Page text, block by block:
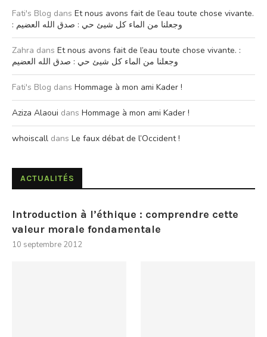
Fati's Blog dans Et nous avons fait de l’eau toute chose vivante.
: وجعلنا من الماء كل شيئ حي : صدق الله العضيم
Zahra dans Et nous avons fait de l’eau toute chose vivante. :
وجعلنا من الماء كل شيئ حي : صدق الله العضيم
Fati's Blog dans Hommage à mon ami Kader !
Aziza Alaoui dans Hommage à mon ami Kader !
whoiscall dans Le faux débat de l’Occident !
ACTUALITÉS
Introduction à l’éthique : comprendre cette
valeur morale fondamentale
10 septembre 2012